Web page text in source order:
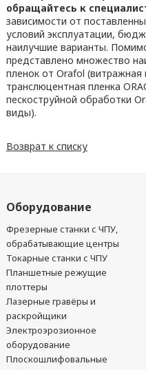
обращайтесь к
зависимости от
условий эксплуатации,
наилучшие варианты.
представлено множество
пленок от Orafol (витражная
транслюцентная пленка
пескоструйной обработки
виды).
Возврат к списку
Оборудование
Фрезерные станки с ЧПУ,
обрабатывающие центры
Токарные станки с ЧПУ
Планшетные режущие
плоттеры
Лазерные гравёры и
раскройщики
Электроэрозионное
оборудование
Плоскошлифовальные